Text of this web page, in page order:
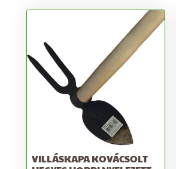
VILLÁSKAPA KOVÁCSOLT